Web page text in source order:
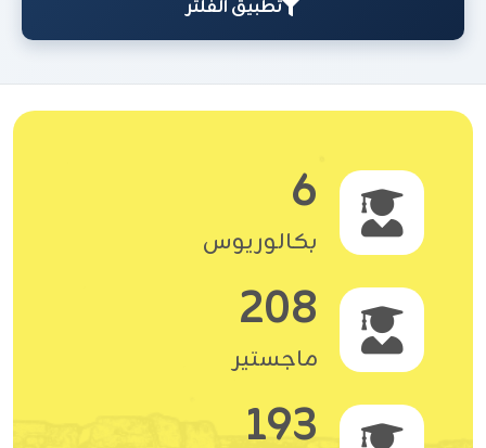
تطبيق الفلتر
6
بكالوريوس
208
ماجستير
193